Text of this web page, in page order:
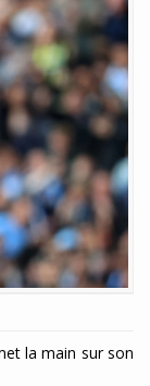
la main sur son